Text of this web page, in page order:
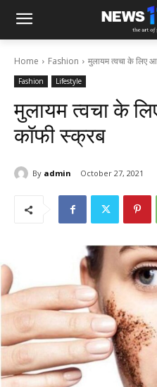
Home Fashion मुलायम त्वचा के लिए
Fashion Lifestyle
मुलायम त्वचा के
कॉफी स्क्रब
By admin October 27, 2021